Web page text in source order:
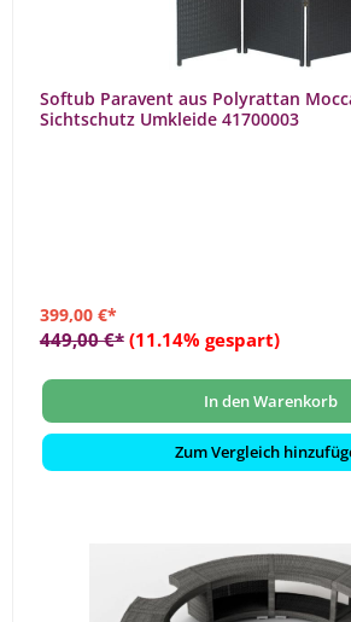
Softub Paravent aus Polyrattan
Sichtschutz Umkleide 41700003
399,00 €*
449,00 €* (11.14% gespart)
In den Warenkorb
Zum Vergleich